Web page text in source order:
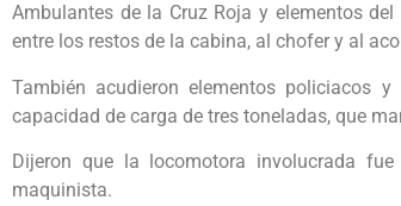
Ambulantes de la Cruz Roja y elementos
entre los restos de la cabina, al chofer y al
También acudieron elementos policiacos
capacidad de carga de tres toneladas, que
Dijeron que la locomotora involucrada
maquinista.